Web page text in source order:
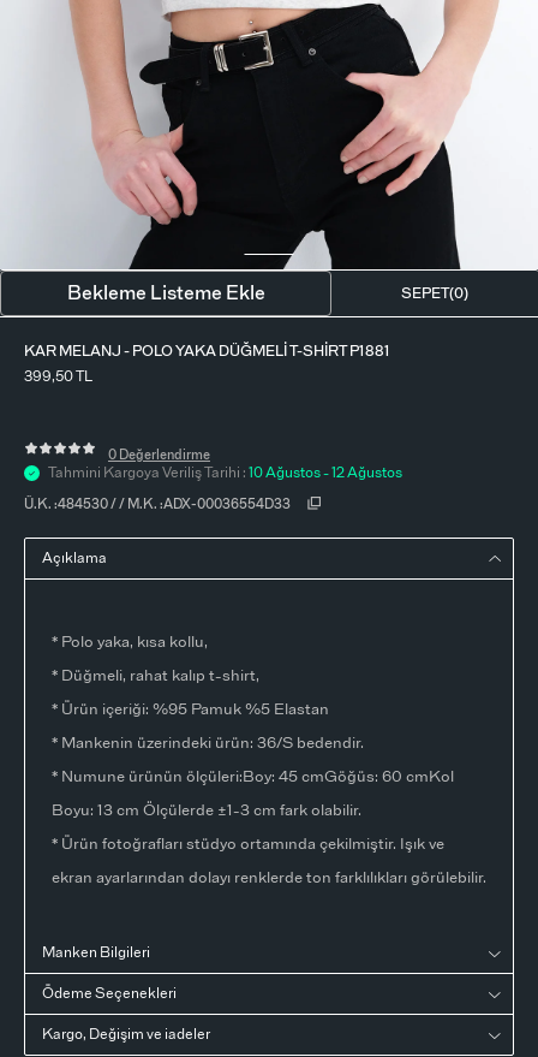
Açıklama
* Polo yaka, kısa kollu,
* Düğmeli, rahat kalıp t-shirt,
* Ürün içeriği: %95 Pamuk %5 Elastan
* Mankenin üzerindeki ürün: 36/S bedendir.
* Numune ürünün ölçüleri:Boy: 45 cmGöğüs: 60 cmKol
Boyu: 13 cm Ölçülerde ±1-3 cm fark olabilir.
* Ürün fotoğrafları stüdyo ortamında çekilmiştir. Işık ve
ekran ayarlarından dolayı renklerde ton farklılıkları görülebilir.
Manken Bilgileri
Ödeme Seçenekleri
Kargo, Değişim ve iadeler
Ü.K. :484530/ / M.K. :ADX-00036554D33
KAR MELANJ - POLO YAKA DÜĞMELI T-SHIRT P1881
399,50TL
0 Değerlendirme
Tahmini Kargoya Veriliş Tarihi : 10 Ağustos - 12 Ağustos
SEPET(0)
Bekleme Listeme Ekle
T-SHIRT
FULAR-SAÇ BANDI
VÜCUT AKSESUARI